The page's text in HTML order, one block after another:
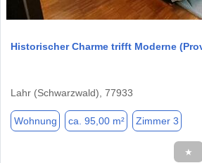
Historischer Charme trifft Moderne
Lahr (Schwarzwald), 77933
Wohnung ca. 95,00 m² Zimmer 3
★